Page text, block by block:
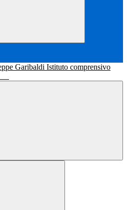
Istituto comprensivo